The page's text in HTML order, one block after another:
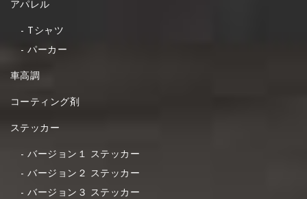
アパレル
Tシャツ
パーカー
車高調
コーティング剤
ステッカー
バージョン１ ステッカー
バージョン２ ステッカー
バージョン３ ステッカー